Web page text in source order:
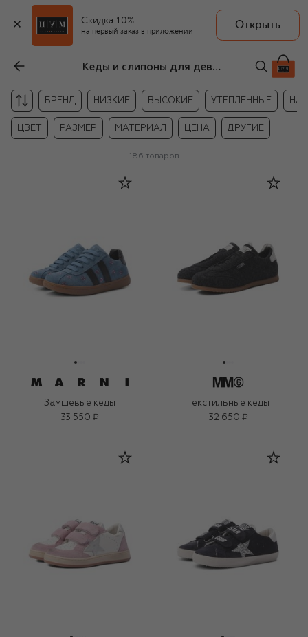
Скидка 10%
на первый заказ в приложении
Открыть
Кеды и слипоны для девочек
БРЕНД НИЗКИЕ ВЫСОКИЕ УТЕПЛЕННЫЕ НА
ЦВЕТ РАЗМЕР МАТЕРИАЛ ЦЕНА ДРУГИЕ
186 товаров
Замшевые кеды
33 550 ₽
Текстильные кеды
32 650 ₽